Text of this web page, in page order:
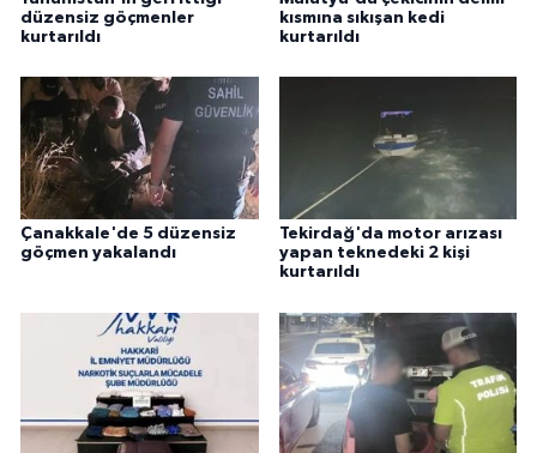
düzensiz göçmenler
kurtarıldı
kısmına sıkışan kedi
kurtarıldı
Çanakkale'de 5 düzensiz
göçmen yakalandı
Tekirdağ'da motor arızası
yapan teknedeki 2 kişi
kurtarıldı